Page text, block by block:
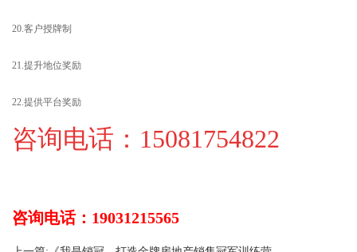
20.客户授牌制
21.提升地位奖励
22.提供平台奖励
咨询电话：15081754822
咨询电话：19031215565